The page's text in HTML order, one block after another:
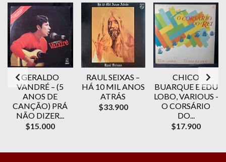
GERALDO
VANDRÉ ‎– (5
ANOS DE
CANÇÃO) PRÁ
NÃO DIZER...
$15.000
RAUL SEIXAS –
HÁ 10 MIL ANOS
ATRÁS
$33.900
CHICO
BUARQUE E EDU
LOBO, VARIOUS -
O CORSÁRIO
DO...
$17.900